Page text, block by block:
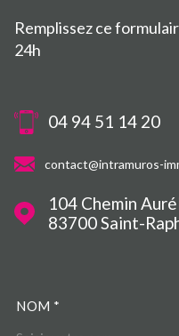
Remplissez ce
24h
04 94 51 14 20
contact@intramuros-
104 Chemin
83700
Saint-
NOM *